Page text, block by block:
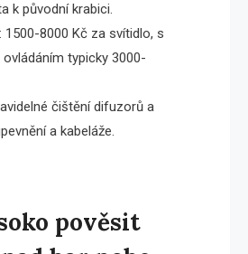
k původní krabici.
1500-8000 Kč za svítidlo, s
typicky 3000-
čištění difuzorů a
a kabeláže.
pověsit